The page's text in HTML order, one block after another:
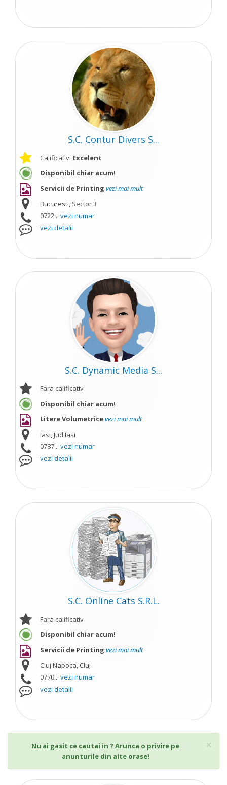
S.C. Contur Divers S...
Calificativ: Excelent
Disponibil chiar acum!
Servicii de Printing vezi mai mult
Bucuresti, Sector 3
0722... vezi numar
vezi detalii
S.C. Dynamic Media S...
Fara calificativ
Disponibil chiar acum!
Litere Volumetricevezi mai mult
Iasi, Jud Iasi
0787... vezi numar
vezi detalii
S.C. Online Cats S.R.L.
Fara calificativ
Disponibil chiar acum!
Servicii de Printing vezi mai mult
Cluj Napoca, Cluj
0770... vezi numar
vezi detalii
×
Nu ai gasit ce cautai in ? Arunca o privire pe
anunturile din alte orase!